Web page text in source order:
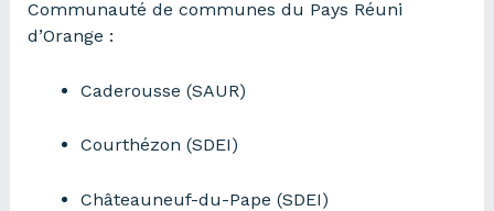
Communauté de communes du Pays Réuni
d’Orange :
Caderousse (SAUR)
Courthézon (SDEI)
Châteauneuf-du-Pape (SDEI)